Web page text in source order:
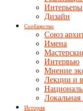
Интерьеры
Дизайн
Сообщество
Союз
Имена
Интервью
Мнение
Лекции и
Локальная
История